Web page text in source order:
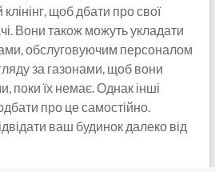
щоб дбати про свої
Вони також можуть укладати
обслуговуючим персоналом
за газонами, щоб вони
поки їх немає. Однак інші
про це самостійно.
ваш будинок далеко від